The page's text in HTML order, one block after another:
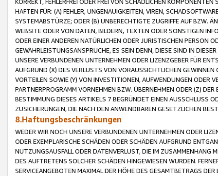
HAFTEN FÜR: (A) FEHLER, UNGENAUIGKEITEN, VIREN,
SYSTEMABSTÜRZE; ODER (B) UNBERECHTIGTE ZUGRIFFE AUF BZW.
WEBSITE ODER VON DATEN, BILDERN, TEXTEN ODER SONSTIGEN
ODER EINER ANDEREN NATÜRLICHEN ODER JURISTISCHEN PERSON
GEWÄHRLEISTUNGSANSPRÜCHE, ES SEIN DENN, DIESE SIND IN
UNSERE VERBUNDENEN UNTERNEHMEN ODER LIZENZGEBER FÜR
AUFGRUND (X) DES VERLUSTS VON VORAUSSICHTLICHEN
VORTEILEN SOWIE (Y) VON INVESTITIONEN, AUFWENDUNGEN ODER
PARTNERPROGRAMM VORNEHMEN BZW. ÜBERNEHMEN ODER (Z)
BESTIMMUNG DIESES ARTIKELS 7 BEGRÜNDET EINEN AUSSCHLUSS
ZUSICHERUNGEN, DIE NACH DEN ANWENDBAREN GESETZLICHEN
8.Haftungsbeschränkungen
WEDER WIR NOCH UNSERE VERBUNDENEN UNTERNEHMEN ODER
ODER EXEMPLARISCHE SCHÄDEN ODER SCHÄDEN AUFGRUND
NUTZUNGSAUSFALL ODER DATENVERLUST, DIE IM ZUSAMMENHANG
DES AUFTRETENS SOLCHER SCHÄDEN HINGEWIESEN WURDEN.
SERVICEANGEBOTEN MAXIMAL DER HÖHE DES GESAMTBETRAGS